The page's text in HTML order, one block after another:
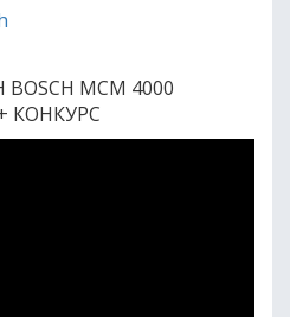
MCM 4000
КОНКУРС